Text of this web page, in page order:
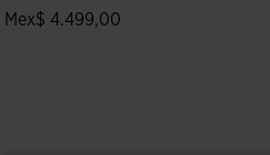
Mex$ 4.499,00